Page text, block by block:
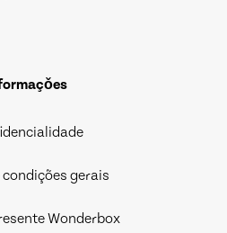
condições gerais
Wonderbox